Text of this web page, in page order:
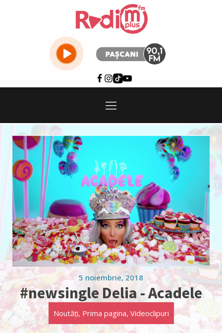
5 noiembrie, 2018
#newsingle Delia - Acadele
Noutăți, Prima pagina, Videoclipuri